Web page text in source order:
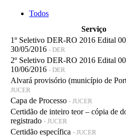
Todos
Serviço
1º Seletivo DER-RO 2016 Edital
30/05/2016 - DER
2º Seletivo DER-RO 2016 Edital
10/06/2016 - DER
Alvará provisório (município de
JUCER
Capa de Processo - JUCER
Certidão de inteiro teor – cópia de
registrado - JUCER
Certidão específica - JUCER